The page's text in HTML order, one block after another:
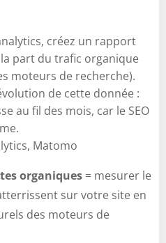
créez un rapport
part du trafic organique
moteurs de recherche).
de cette donnée :
au fil des mois, car le SEO
Matomo
organiques = mesurer le
sur votre site en
des moteurs de